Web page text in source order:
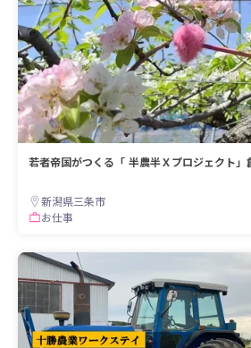
若者帝国がつくる「 半農半Ｘプロジェクト」
新潟県三条市
お仕事